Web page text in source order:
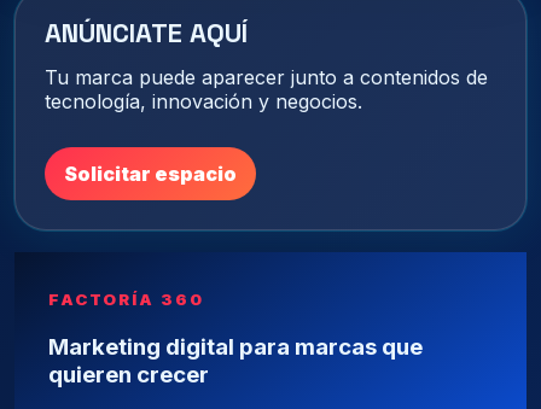
ANÚNCIATE AQUÍ
Tu marca puede aparecer junto a contenidos de
tecnología, innovación y negocios.
Solicitar espacio
FACTORÍA 360
Marketing digital para marcas que
quieren crecer